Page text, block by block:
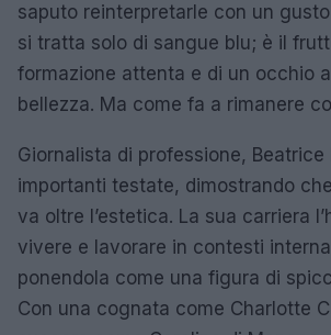
saputo reinterpretarle con un
si tratta solo di sangue blu; è il
formazione attenta e di un occhio
bellezza. Ma come fa a rimanere
Giornalista di professione,
importanti testate, dimostrando
va oltre l’estetica. La sua carriera
vivere e lavorare in contesti
ponendola come una figura di
Con una cognata come Charlotte